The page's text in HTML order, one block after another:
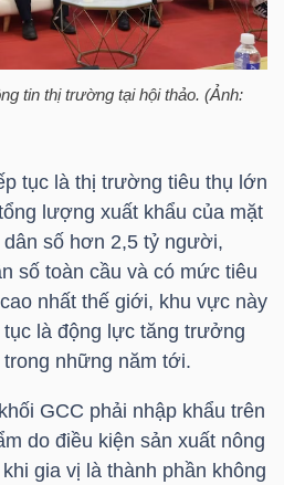
tin thị trường tại hội thảo. (Ảnh:
tục là thị trường tiêu thụ lớn
lượng xuất khẩu của mặt
số hơn 2,5 tỷ người,
số toàn cầu và có mức tiêu
nhất thế giới, khu vực này
là động lực tăng trưởng
những năm tới.
GCC phải nhập khẩu trên
do điều kiện sản xuất nông
gia vị là thành phần không
Người liên quan Cổ đông lớn